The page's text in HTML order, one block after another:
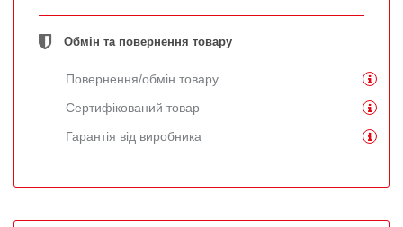
Обмін та повернення товару
Повернення/обмін товару
Сертифікований товар
Гарантія від виробника